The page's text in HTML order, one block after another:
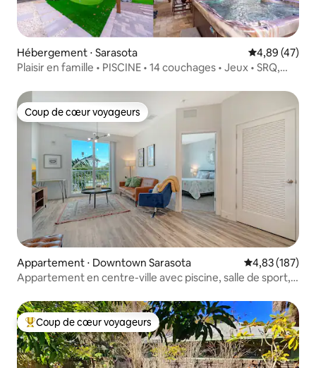
Hébergement ⋅ Sarasota Évaluation
4,89 (47)
Plaisir en famille • PISCINE • 14 couchages • Jeux • SRQ,
Coup de cœur voyageurs
Coup de cœur voyageurs
Appartement ⋅ Downtown Sarasota Évaluation
4,83 (187)
Appartement en centre-ville avec piscine, salle de sport,
Coups de cœur voyageurs les plus appréciés
Coup de cœur voyageurs